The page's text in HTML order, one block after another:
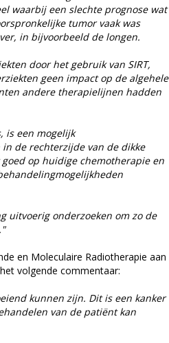
waarbij een slechte prognose wat
tumor vaak was
in bijvoorbeeld de longen.
door het gebruik van SIRT,
geen impact op de algehele
andere therapielijnen hadden
is een mogelijk
de rechterzijde van de dikke
op huidige chemotherapie en
uitvoerig onderzoeken om zo de
en Moleculaire Radiotherapie aan
volgende commentaar:
kunnen zijn. Dit is een kanker
van de patiënt kan